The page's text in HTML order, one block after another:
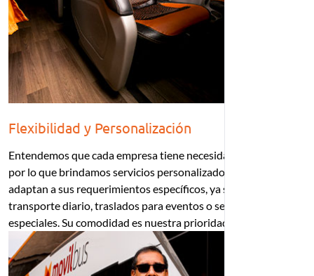
Flexibilidad y Personalización
Entendemos que cada empresa tiene necesidades únicas,
por lo que brindamos servicios personalizados que se
adaptan a sus requerimientos específicos, ya sea
transporte diario, traslados para eventos o servicios
especiales. Su comodidad es nuestra prioridad.